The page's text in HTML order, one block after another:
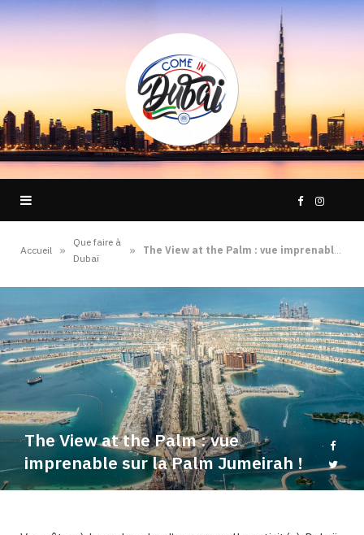
F
c
e
b
o
I
s
t
a
g
Accueil »
Que faire à
Dubaï
» The View at the Palm : vue imprenable sur la Palm Jumeirah !
The View at the Palm : vue
imprenable sur la Palm Jumeirah !